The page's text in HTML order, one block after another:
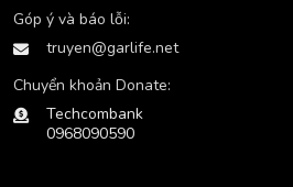
Góp ý và báo lỗi:
truyen@garlife.net
Chuyển khoản Donate:
Techcombank
0968090590